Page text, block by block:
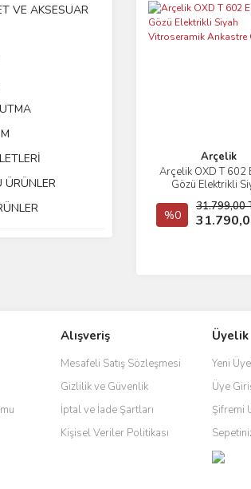
VE AKSESUAR
ÜRÜNLER
Arçelik
Arçelik OXD T 602
Gözü Elektrikli
Ocak
%0
31.799,00
İncele
Sepete
Alışveriş
Mesafeli Satış Sözleşmesi
Gizlilik ve Güvenlik
İptal ve İade Şartları
Kişisel Veriler Politikası
Üyelik
Yeni
Üye
Şifremi